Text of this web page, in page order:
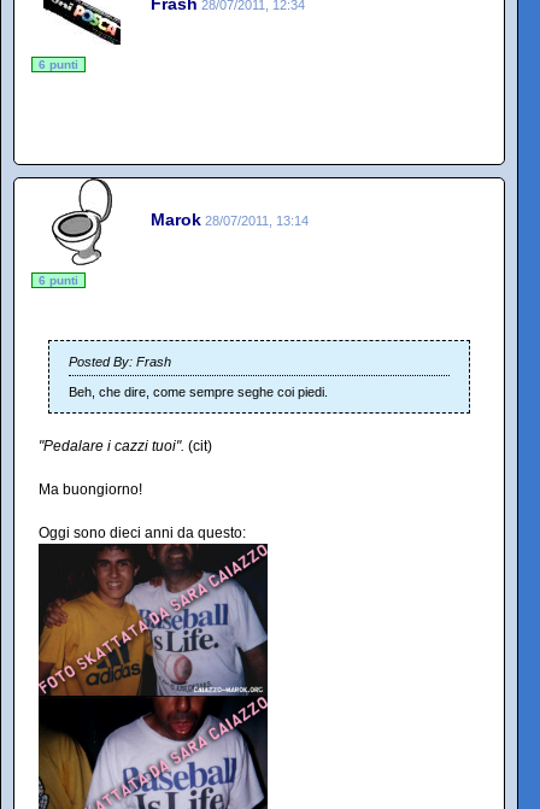
Frash 28/07/2011, 12:34
6 punti
Marok 28/07/2011, 13:14
6 punti
Posted By: Frash
Beh, che dire, come sempre seghe coi piedi.
"Pedalare i cazzi tuoi". (cit)
Ma buongiorno!
Oggi sono dieci anni da questo: